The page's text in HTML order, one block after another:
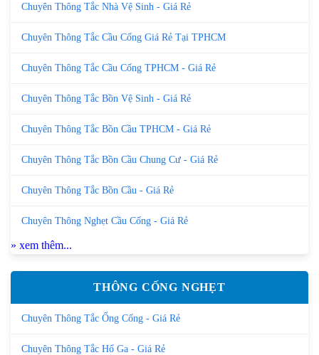
Chuyên Thông Tắc Nhà Vệ Sinh - Giá Rẻ
Chuyên Thông Tắc Cầu Cống Giá Rẻ Tại TPHCM
Chuyên Thông Tắc Cầu Cống TPHCM - Giá Rẻ
Chuyên Thông Tắc Bồn Vệ Sinh - Giá Rẻ
Chuyên Thông Tắc Bồn Cầu TPHCM - Giá Rẻ
Chuyên Thông Tắc Bồn Cầu Chung Cư - Giá Rẻ
Chuyên Thông Tắc Bồn Cầu - Giá Rẻ
Chuyên Thông Nghẹt Cầu Cống - Giá Rẻ
» xem thêm...
THÔNG CỐNG NGHẸT
Chuyên Thông Tắc Ống Cống - Giá Rẻ
Chuyên Thông Tắc Hố Ga - Giá Rẻ